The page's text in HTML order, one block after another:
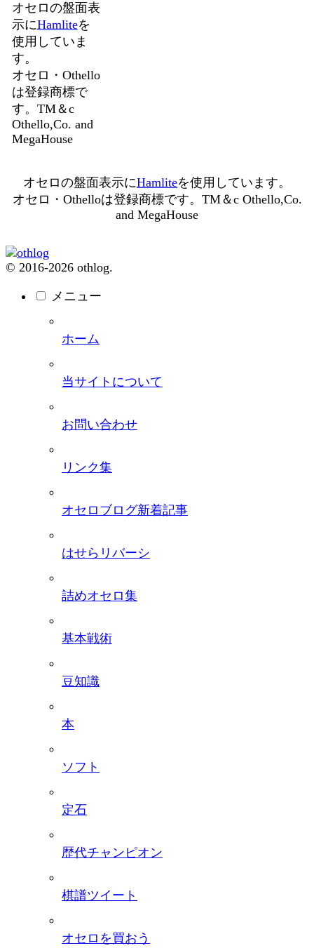
オセロの盤面表
示にHamliteを
使用していま
す。
オセロ・Othello
は登録商標で
す。TM＆c
Othello,Co. and
MegaHouse
オセロの盤面表示にHamliteを使用しています。
オセロ・Othelloは登録商標です。TM＆c Othello,Co.
and MegaHouse
© 2016-2026 othlog.
メニュー
ホーム
当サイトについて
お問い合わせ
リンク集
オセロブログ新着記事
はせらリバーシ
詰めオセロ集
基本戦術
豆知識
本
ソフト
定石
歴代チャンピオン
棋譜ツイート
オセロを買おう